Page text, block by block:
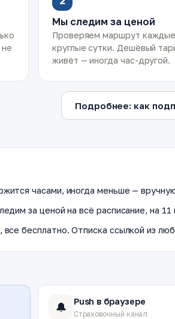
Мы следим за ценой
Проверяем маршрут каждые
круглые сутки. Дешёвый
живёт — иногда час-другой.
Подробнее: как
часами, иногда меньше —
за ценой на всё расписание, на
бесплатно. Отписка ссылкой из
🔔 Push в браузере
Страховочный канал